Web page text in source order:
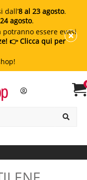
dall’8 al 23 agosto.
24 agosto.
essere evasi
👉 Clicca qui per